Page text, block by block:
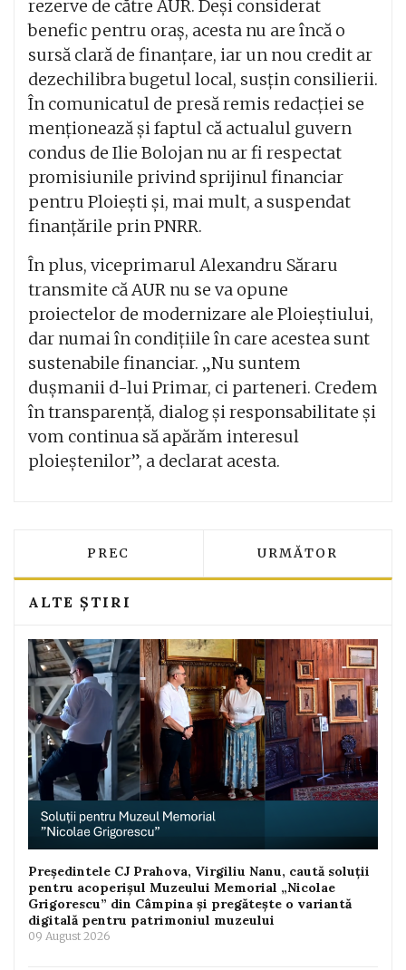
rezerve de către AUR. Deși considerat
benefic pentru oraș, acesta nu are încă o
sursă clară de finanțare, iar un nou credit ar
dezechilibra bugetul local, susțin consilierii.
În comunicatul de presă remis redacției se
menționează și faptul că actualul guvern
condus de Ilie Bolojan nu ar fi respectat
promisiunile privind sprijinul financiar
pentru Ploiești și, mai mult, a suspendat
finanțările prin PNRR.
În plus, viceprimarul Alexandru Săraru
transmite că AUR nu se va opune
proiectelor de modernizare ale Ploieștiului,
dar numai în condițiile în care acestea sunt
sustenabile financiar. „Nu suntem
dușmanii d-lui Primar, ci parteneri. Credem
în transparență, dialog și responsabilitate și
vom continua să apărăm interesul
ploieștenilor”, a declarat acesta.
ARTICOL PRECEDENT: ACTORUL
PREC ARTICOLUL
URMĂTOR
ALTE ȘTIRI
Președintele CJ Prahova, Virgiliu Nanu, caută soluții
pentru acoperișul Muzeului Memorial „Nicolae
Grigorescu” din Câmpina și pregătește o variantă
digitală pentru patrimoniul muzeului
09 August 2026